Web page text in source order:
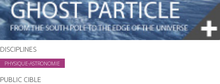
DISCIPLINES
PHYSIQUE-ASTRONOMIE
PUBLIC CIBLE